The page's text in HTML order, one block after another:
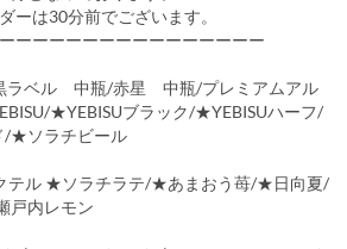
ーは30分前でございます。
ーーーーーーーーーーーーーーー
ラベル 中瓶/赤星 中瓶/プレミアムアル
★YEBISUブラック/★YEBISUハーフ/
/★ソラチビール
テル ★ソラチラテ/★あまおう苺/★日向夏/
内レモン